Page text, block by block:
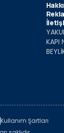
KAPI
Kullanım Şartları